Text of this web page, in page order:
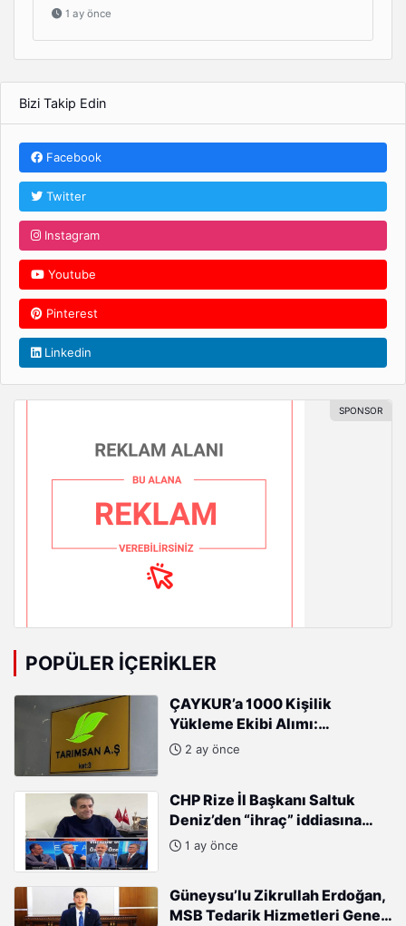
1 ay önce
Bizi Takip Edin
Facebook
Twitter
Instagram
Youtube
Pinterest
Linkedin
POPÜLER İÇERIKLER
ÇAYKUR’a 1000 Kişilik
Yükleme Ekibi Alımı:
Başvurular Başladı
2 ay önce
CHP Rize İl Başkanı Saltuk
Deniz’den “ihraç” iddiasına
sert tepki: “Kararları Sinan
1 ay önce
Güneysu’lu Zikrullah Erdoğan,
MSB Tedarik Hizmetleri Genel